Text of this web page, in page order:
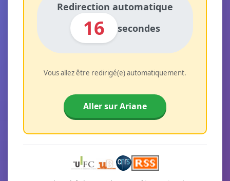
Redirection automatique
16 secondes
Vous allez être redirigé(e) automatiquement.
Aller sur Ariane